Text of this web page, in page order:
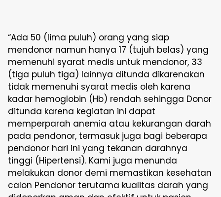
“Ada 50 (lima puluh) orang yang siap
mendonor namun hanya 17 (tujuh belas) yang
memenuhi syarat medis untuk mendonor, 33
(tiga puluh tiga) lainnya ditunda dikarenakan
tidak memenuhi syarat medis oleh karena
kadar hemoglobin (Hb) rendah sehingga Donor
ditunda karena kegiatan ini dapat
memperparah anemia atau kekurangan darah
pada pendonor, termasuk juga bagi beberapa
pendonor hari ini yang tekanan darahnya
tinggi (Hipertensi). Kami juga menunda
melakukan donor demi memastikan kesehatan
calon Pendonor terutama kualitas darah yang